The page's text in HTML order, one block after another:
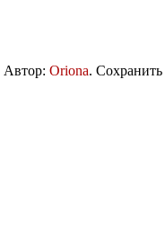
Автор: Oriona. Сохранить